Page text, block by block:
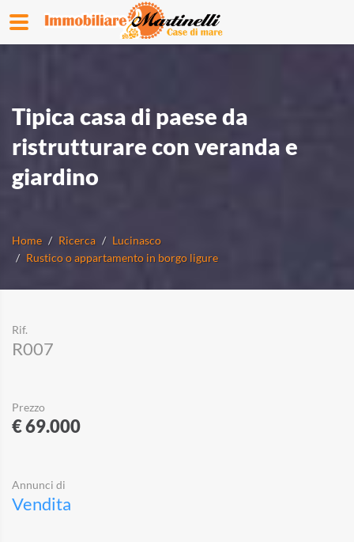
Tipica casa di paese da
ristrutturare con veranda e
giardino
Home Ricerca
Lucinasco
Rustico o appartamento in borgo ligure
Rif.
R007
Prezzo
€ 69.000
Annunci di
Vendita